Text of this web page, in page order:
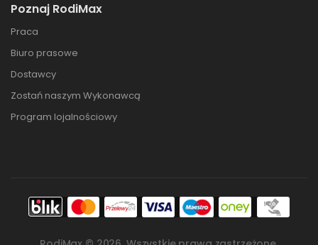
Poznaj RodiMax
Praca
Biuro prasowe
Dostawcy
Zostań naszym Wykonawcą
Program lojalnościowy